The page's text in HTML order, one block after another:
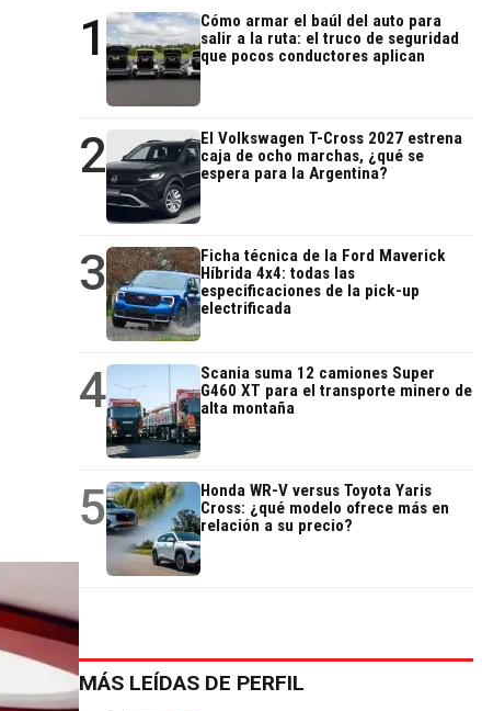
1
Cómo armar el baúl del auto para
salir a la ruta: el truco de seguridad
que pocos conductores aplican
2
El Volkswagen T-Cross 2027 estrena
caja de ocho marchas, ¿qué se
espera para la Argentina?
3
Ficha técnica de la Ford Maverick
Híbrida 4x4: todas las
especificaciones de la pick-up
electrificada
4
Scania suma 12 camiones Super
G460 XT para el transporte minero de
alta montaña
5
Honda WR-V versus Toyota Yaris
Cross: ¿qué modelo ofrece más en
relación a su precio?
MÁS LEÍDAS DE PERFIL